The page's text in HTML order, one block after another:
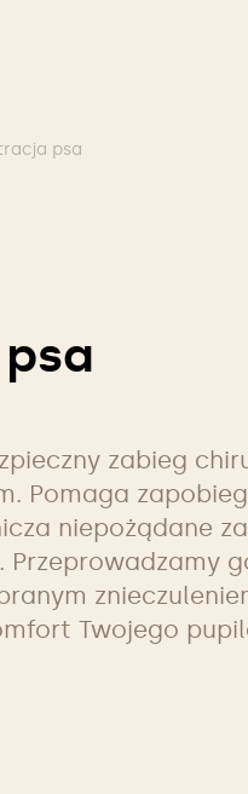
psa
zabieg
Pomaga
niepożądane
Przeprowadzamy
Twojego